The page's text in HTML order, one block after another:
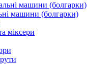
машини (болгарки)
міксери